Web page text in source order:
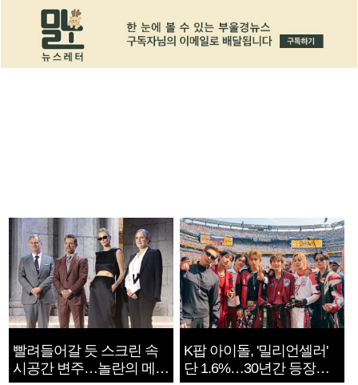
빨려들어갈 듯 스크린 속
시공간 변주…놀란의 메시
K팝 아이돌, '밀리언셀러'
단 1.6%…30년간 등장